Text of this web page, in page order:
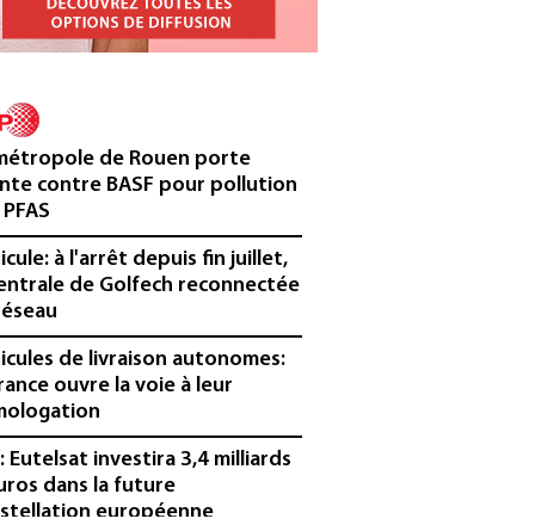
de Rouen porte
contre BASF pour pollution
à l'arrêt depuis fin juillet,
de Golfech reconnectée
de livraison autonomes:
ouvre la voie à leur
Eutelsat investira 3,4 milliards
dans la future
européenne